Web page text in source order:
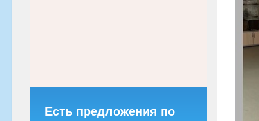
Есть предложения по